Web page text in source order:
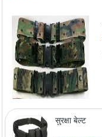
सुरक्षा बेल्ट